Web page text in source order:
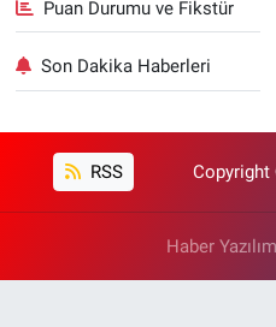
Puan Durumu ve Fikstür
Son Dakika Haberleri
RSS Copyright
Haber